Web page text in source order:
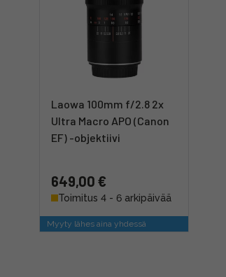
Laowa 100mm f/2.8 2x
Ultra Macro APO (Canon
EF) -objektiivi
649,00 €
Toimitus 4 - 6 arkipäivää
Myyty lähes aina yhdessä